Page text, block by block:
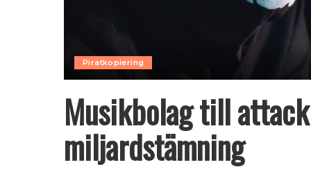
Piratkopiering
Musikbolag till
miljardstämning